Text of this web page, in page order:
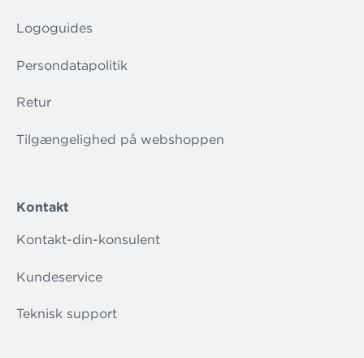
Logoguides
Persondatapolitik
Retur
Tilgængelighed på webshoppen
Kontakt
Kontakt-din-konsulent
Kundeservice
Teknisk support